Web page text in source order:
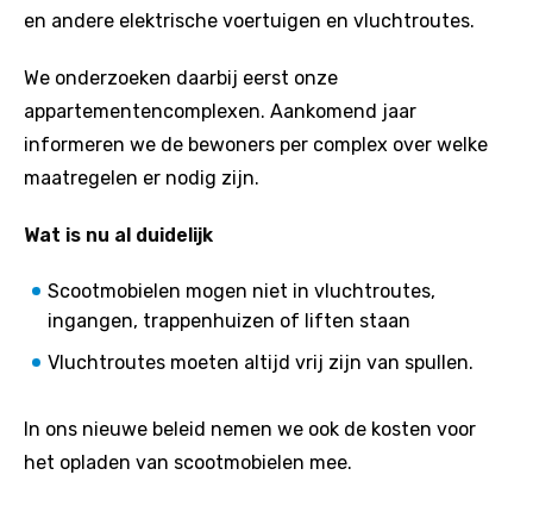
en andere elektrische voertuigen en vluchtroutes.
We onderzoeken daarbij eerst onze
appartementencomplexen. Aankomend jaar
informeren we de bewoners per complex over welke
maatregelen er nodig zijn.
Wat is nu al duidelijk
Scootmobielen mogen niet in vluchtroutes,
ingangen, trappenhuizen of liften staan
Vluchtroutes moeten altijd vrij zijn van spullen.
In ons nieuwe beleid nemen we ook de kosten voor
het opladen van scootmobielen mee.